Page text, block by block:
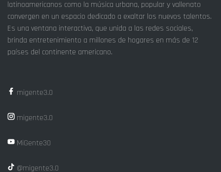
latinoamericanos como la música urbana, popular y vallenato
convergen en un espacio dedicado a exaltar los nuevos talentos.
Es una ventana interactiva, que unida a las redes sociales,
brinda entretenimiento a millones de hogares en más de 12
países del continente americano.
migente3.0
migente3.0
MiGente30
@migente3.0